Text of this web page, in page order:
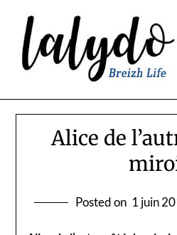
content
Alice de
Posted on 1 juin